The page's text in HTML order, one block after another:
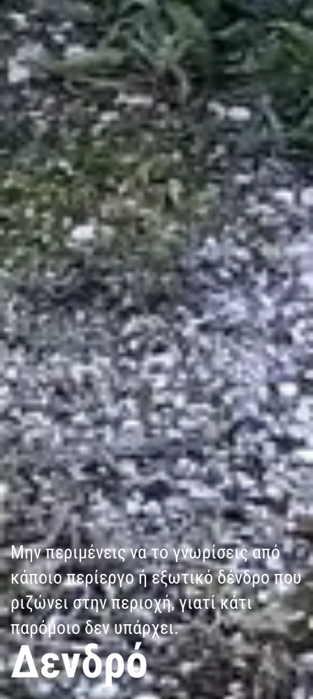
Μην περιμένεις να το γνωρίσεις από
κάποιο περίεργο ή εξωτικό δένδρο που
ριζώνει στην περιοχή, γιατί κάτι
παρόμοιο δεν υπάρχει.
Δενδρό